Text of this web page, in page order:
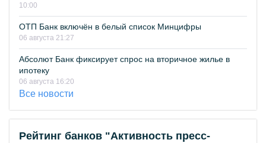
10:00
ОТП Банк включён в белый список Минцифры
06 августа 21:27
Абсолют Банк фиксирует спрос на вторичное жилье в
ипотеку
06 августа 16:20
Все новости
Рейтинг банков "Активность пресс-